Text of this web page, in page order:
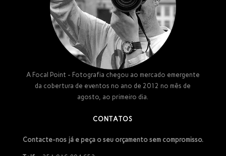
A Focal Point - Fotografia chegou ao mercado emergente
da cobertura de eventos no ano de 2012 no mês de
agosto, ao primeiro dia.
CONTATOS
Contacte-nos já e peça o seu orçamento sem compromisso.